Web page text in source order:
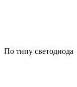
По типу светодиода